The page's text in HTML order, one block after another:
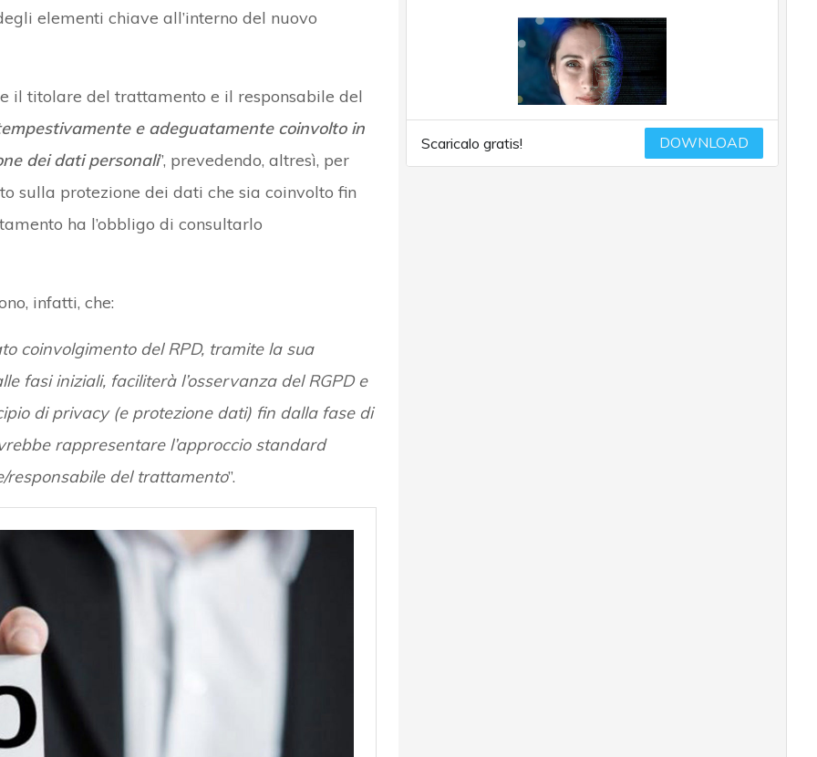
elementi chiave all’interno del nuovo
il titolare del trattamento e il responsabile del
e adeguatamente coinvolto in
dei dati personali”, prevedendo, altresì, per
sulla protezione dei dati che sia coinvolto fin
ha l’obbligo di consultarlo
infatti, che:
coinvolgimento del RPD, tramite la sua
fasi iniziali, faciliterà l’osservanza del RGPD e
di privacy (e protezione dati) fin dalla fase di
rappresentare l’approccio standard
responsabile del trattamento”.
Scaricalo gratis! DOWNLOAD